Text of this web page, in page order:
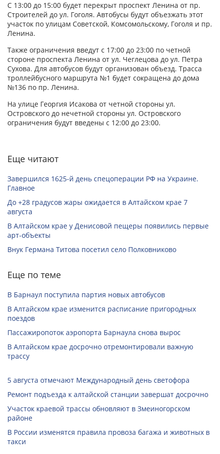
С 13:00 до 15:00 будет перекрыт проспект Ленина от пр.
Строителей до ул. Гоголя. Автобусы будут объезжать этот
участок по улицам Советской, Комсомольскому, Гоголя и пр.
Ленина.
Также ограничения введут с 17:00 до 23:00 по четной
стороне проспекта Ленина от ул. Чеглецова до ул. Петра
Сухова. Для автобусов будут организован объезд. Трасса
троллейбусного маршрута №1 будет сокращена до дома
№136 по пр. Ленина.
На улице Георгия Исакова от четной стороны ул.
Островского до нечетной стороны ул. Островского
ограничения будут введены с 12:00 до 23:00.
Еще читают
Завершился 1625-й день спецоперации РФ на Украине.
Главное
До +28 градусов жары ожидается в Алтайском крае 7
августа
В Алтайском крае у Денисовой пещеры появились первые
арт-объекты
Внук Германа Титова посетил село Полковниково
Еще по теме
В Барнаул поступила партия новых автобусов
В Алтайском крае изменится расписание пригородных
поездов
Пассажиропоток аэропорта Барнаула снова вырос
В Алтайском крае досрочно отремонтировали важную
трассу
5 августа отмечают Международный день светофора
Ремонт подъезда к алтайской станции завершат досрочно
Участок краевой трассы обновляют в Змеиногорском
районе
В России изменятся правила провоза багажа и животных в
такси